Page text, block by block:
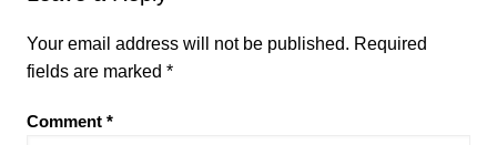
Your email address will not be published. Required
fields are marked *
Comment *